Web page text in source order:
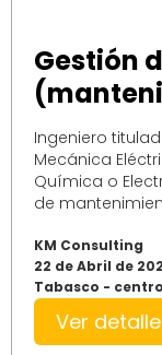
Gestión
Ingeniero
Mecánica
Química o
de
KM Consulting
22 de Abril de
Tabasco - centro
Ver